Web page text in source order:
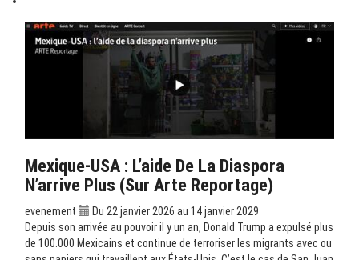
Mexique-USA : L’aide De La Diaspora
N’arrive Plus (sur Arte Reportage)
evenement
Du 22 janvier 2026 au 14 janvier 2029
Depuis son arrivée au pouvoir il y un an, Donald Trump a expulsé plus
de 100.000 Mexicains et continue de terroriser les migrants avec ou